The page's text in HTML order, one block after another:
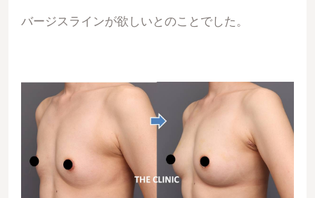
バージスラインが欲しいとのことでした。